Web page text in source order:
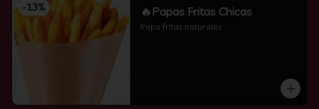
-13% 🔥Papas Fritas Chicas
Papa fritas naturales